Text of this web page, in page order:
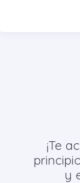
¡Te
y